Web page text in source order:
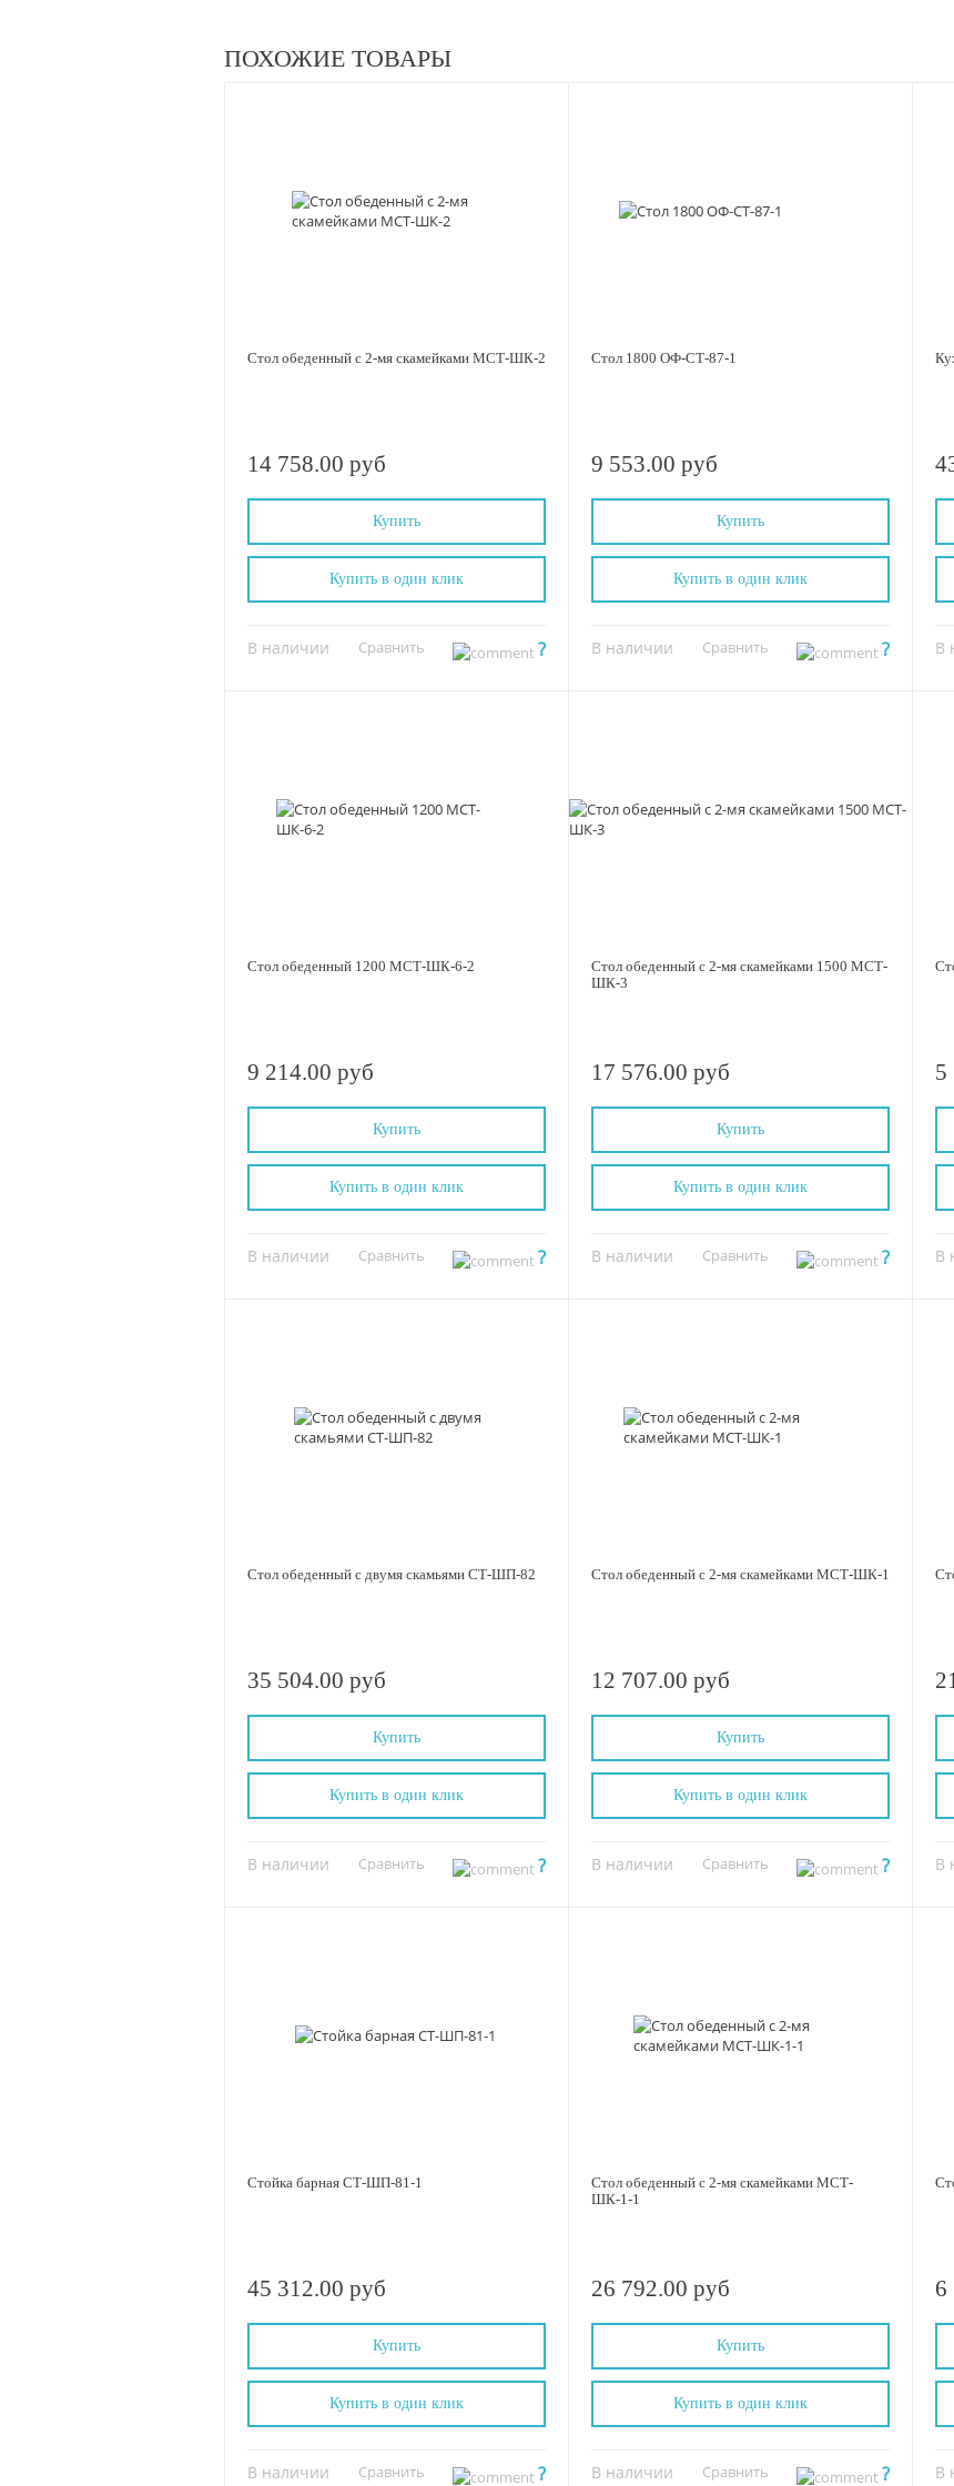
ПОХОЖИЕ ТОВАРЫ
Стол обеденный с 2-мя скамейками МСТ-ШК-2
14 758.00 руб
Купить
В наличии Сравнить ?
Купить в один клик
Стол 1800 ОФ-СТ-87-1
9 553.00 руб
Купить
В наличии Сравнить ?
Купить в один клик
В
Стол обеденный 1200 МСТ-ШК-6-2
9 214.00 руб
Купить
В наличии Сравнить ?
Купить в один клик
Стол обеденный с 2-мя скамейками 1500 МСТ-
ШК-3
17 576.00 руб
Купить
В наличии Сравнить ?
Купить в один клик
5
В
Стол обеденный с двумя скамьями СТ-ШП-82
35 504.00 руб
Купить
В наличии Сравнить ?
Купить в один клик
Стол обеденный с 2-мя скамейками МСТ-ШК-1
12 707.00 руб
Купить
В наличии Сравнить ?
Купить в один клик
В
Стойка барная СТ-ШП-81-1
45 312.00 руб
Купить
В наличии Сравнить ?
Купить в один клик
Стол обеденный с 2-мя скамейками МСТ-
ШК-1-1
26 792.00 руб
Купить
В наличии Сравнить ?
Купить в один клик
6
В